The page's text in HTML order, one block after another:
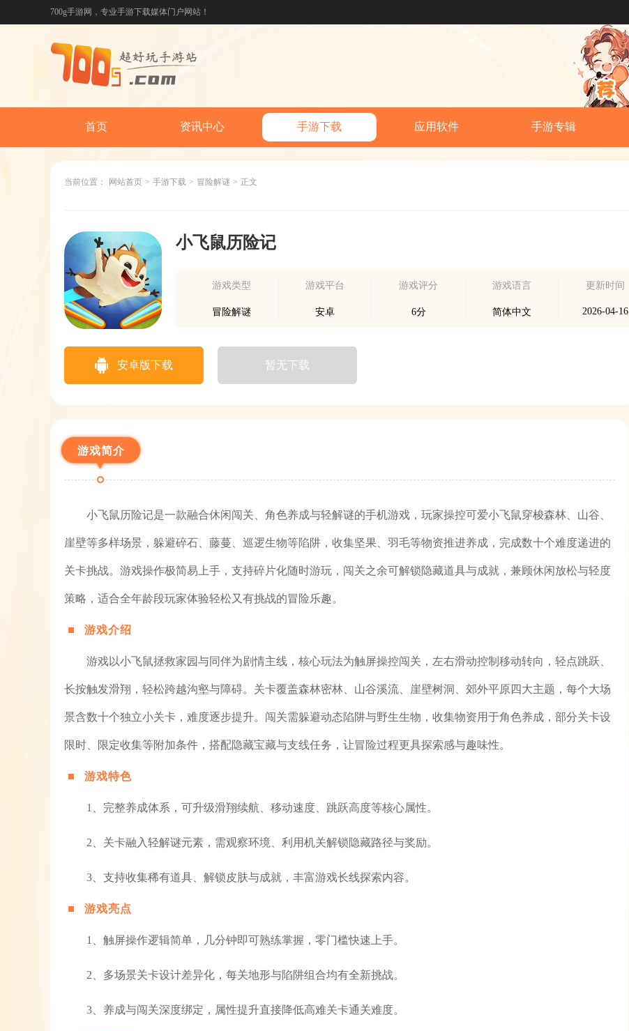
700g手游网，专业手游下载媒体门户网站！
首页 资讯中心 手游下载 应用软件 手游专辑
当前位置： 网站首页 > 手游下载 > 冒险解谜 > 正文
小飞鼠历险记
游戏类型
冒险解谜
游戏平台
安卓
游戏评分
6分
游戏语言
简体中文
更新时间
2026-04-16
安卓版下载 暂无下载
游戏简介
小飞鼠历险记是一款融合休闲闯关、角色养成与轻解谜的手机游戏，玩家操控可爱小飞鼠穿梭森林、山谷、
崖壁等多样场景，躲避碎石、藤蔓、巡逻生物等陷阱，收集坚果、羽毛等物资推进养成，完成数十个难度递进的
关卡挑战。游戏操作极简易上手，支持碎片化随时游玩，闯关之余可解锁隐藏道具与成就，兼顾休闲放松与轻度
策略，适合全年龄段玩家体验轻松又有挑战的冒险乐趣。
游戏介绍
游戏以小飞鼠拯救家园与同伴为剧情主线，核心玩法为触屏操控闯关，左右滑动控制移动转向，轻点跳跃、
长按触发滑翔，轻松跨越沟壑与障碍。关卡覆盖森林密林、山谷溪流、崖壁树洞、郊外平原四大主题，每个大场
景含数十个独立小关卡，难度逐步提升。闯关需躲避动态陷阱与野生生物，收集物资用于角色养成，部分关卡设
限时、限定收集等附加条件，搭配隐藏宝藏与支线任务，让冒险过程更具探索感与趣味性。
游戏特色
1、完整养成体系，可升级滑翔续航、移动速度、跳跃高度等核心属性。
2、关卡融入轻解谜元素，需观察环境、利用机关解锁隐藏路径与奖励。
3、支持收集稀有道具、解锁皮肤与成就，丰富游戏长线探索内容。
游戏亮点
1、触屏操作逻辑简单，几分钟即可熟练掌握，零门槛快速上手。
2、多场景关卡设计差异化，每关地形与陷阱组合均有全新挑战。
3、养成与闯关深度绑定，属性提升直接降低高难关卡通关难度。